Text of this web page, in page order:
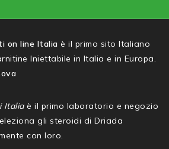
on line Italia è il primo sito Italiano
Iniettabile in Italia e in Europa.
Italiaè il primo laboratorio e negozio
gli steroidi di Driada
con loro.